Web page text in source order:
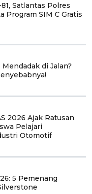
Satlantas Polres
Program SIM C Gratis
di Jalan?
2026 Ajak Ratusan
Pelajari
Otomotif
5 Pemenang